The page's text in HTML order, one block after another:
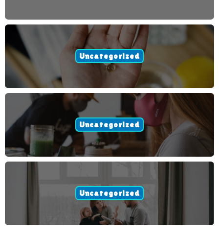
Uncategorized
Uncategorized
Uncategorized